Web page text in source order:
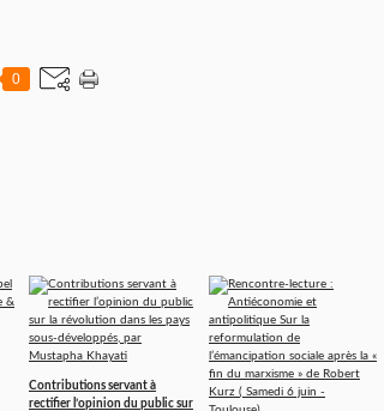
0
Contributions servant à
rectifier l’opinion du public sur